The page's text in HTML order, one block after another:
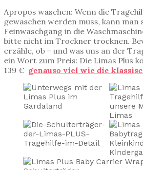
Apropos waschen: Wenn die
gewaschen werden muss, kann man
Feinwaschgang in die
bitte nicht im Trockner trocknen.
erzähle, ob – und was uns an der
ein Wort zum Preis: Die Limas Plus
139 € genauso viel wie die